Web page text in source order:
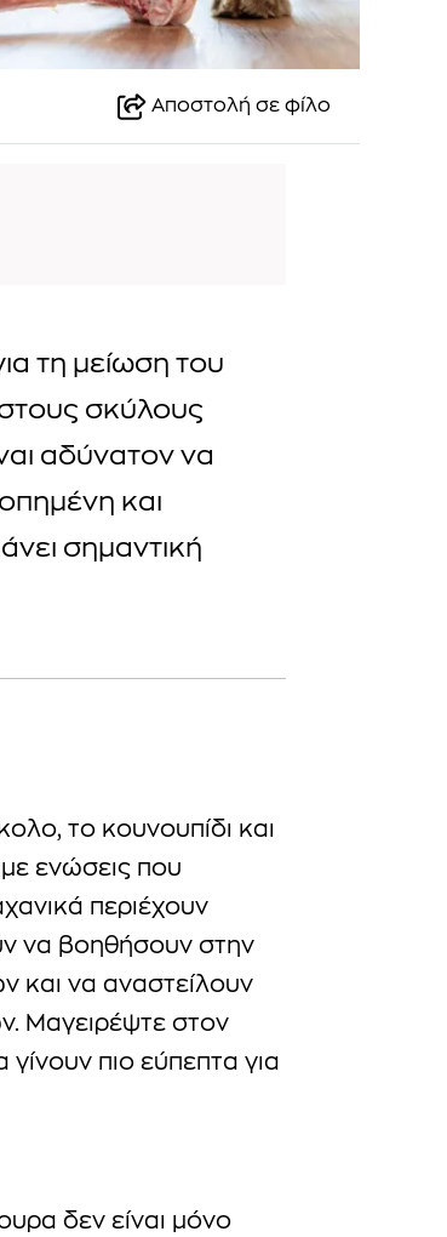
Αποστολή σε φίλο
τη μείωση του
σκύλους
αδύνατον να
και
σημαντική
το κουνουπίδι και
ενώσεις που
περιέχουν
να βοηθήσουν στην
και να αναστείλουν
Μαγειρέψτε στον
πιο εύπεπτα για
δεν είναι μόνο